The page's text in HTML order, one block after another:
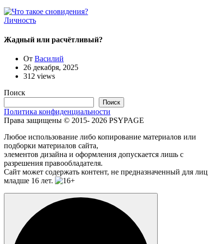
Личность
Жадный или расчётливый?
От Василий
26 декабря, 2025
312 views
Поиск
Поиск
Политика конфиденциальности
Права защищены © 2015- 2026 PSYPAGE
Любое использование либо копирование материалов или
подборки материалов сайта,
элементов дизайна и оформления допускается лишь с
разрешения правообладателя.
Сайт может содержать контент, не предназначенный для лиц
младше 16 лет.